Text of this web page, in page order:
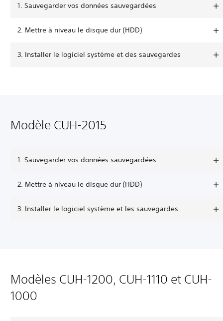
1. Sauvegarder vos données sauvegardées
2. Mettre à niveau le disque dur (HDD)
3. Installer le logiciel système et des sauvegardes
Modèle CUH-2015
1. Sauvegarder vos données sauvegardées
2. Mettre à niveau le disque dur (HDD)
3. Installer le logiciel système et les sauvegardes
Modèles CUH-1200, CUH-1110 et CUH-
1000